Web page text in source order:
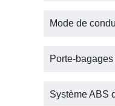
Mode de
Porte-bagages
Système ABS